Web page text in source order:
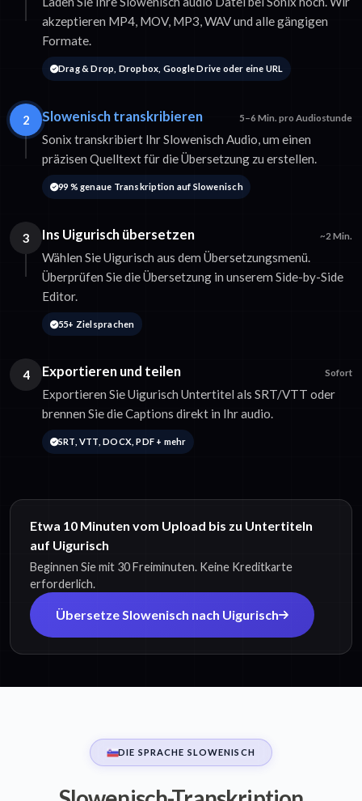
akzeptieren MP4, MOV, MP3, WAV und alle gängigen
Formate.
Drag & Drop, Dropbox, Google Drive oder eine URL
2 Slowenisch transkribieren 5–6 Min. pro Audiostunde
Sonix transkribiert Ihr Slowenisch Audio, um einen
präzisen Quelltext für die Übersetzung zu erstellen.
99 % genaue Transkription auf Slowenisch
3 Ins Uigurisch übersetzen ~2 Min.
Wählen Sie Uigurisch aus dem Übersetzungsmenü.
Überprüfen Sie die Übersetzung in unserem Side-by-Side
Editor.
55+ Zielsprachen
4 Exportieren und teilen Sofort
Exportieren Sie Uigurisch Untertitel als SRT/VTT oder
brennen Sie die Captions direkt in Ihr audio.
SRT, VTT, DOCX, PDF + mehr
Etwa 10 Minuten vom Upload bis zu Untertiteln
auf Uigurisch
Beginnen Sie mit 30 Freiminuten. Keine Kreditkarte
erforderlich.
Übersetze Slowenisch nach Uigurisch
DIE SPRACHE SLOWENISCH